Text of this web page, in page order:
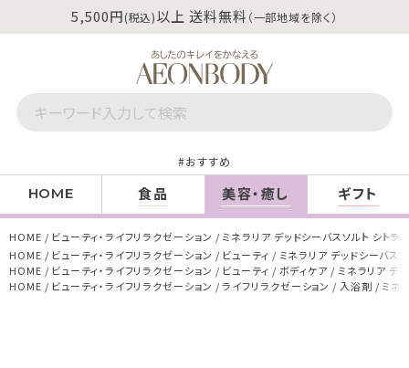
5,500円(税込)以上 送料無料 （一部地域を除く）
おすすめ
HOME 食品 美容・癒し ギフト
HOME ビューティ・ライフリラクゼーション
ミネラリア デッドシーバスソルト シトラ
HOME
ビューティ・ライフリラクゼーション ビューティ
ミネラリア デッドシーバス
HOME
ビューティ・ライフリラクゼーション ビューティ ボディケア
ミネラリア デ
HOME
ビューティ・ライフリラクゼーション ライフリラクゼーション 入浴剤 ミネ